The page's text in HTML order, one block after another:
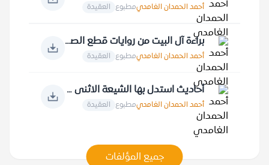
أحمد الحمدان الغامديمطبوع العقيدة
براءة آل البيت من روايات قطع الصلة بالصحابة والعرب جميعا
أحمد الحمدان الغامديمطبوع العقيدة
أحاديث استدل بها الشيعة الاثنى عشرية
أحمد الحمدان الغامديمطبوع العقيدة
جميع المؤلفات